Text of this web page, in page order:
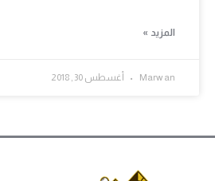
المزيد »
Marwan أغسطس 30, 2018